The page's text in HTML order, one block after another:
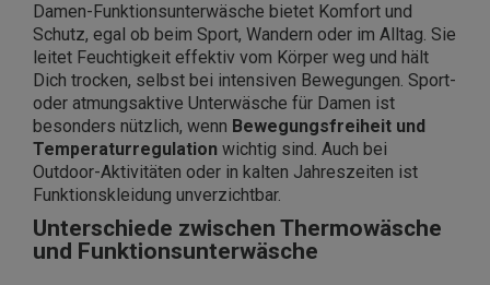
Damen-Funktionsunterwäsche bietet Komfort und
Schutz, egal ob beim Sport, Wandern oder im Alltag. Sie
leitet Feuchtigkeit effektiv vom Körper weg und hält
Dich trocken, selbst bei intensiven Bewegungen. Sport-
oder atmungsaktive Unterwäsche für Damen ist
besonders nützlich, wenn Bewegungsfreiheit und
Temperaturregulation wichtig sind. Auch bei
Outdoor-Aktivitäten oder in kalten Jahreszeiten ist
Funktionskleidung unverzichtbar.
Unterschiede zwischen Thermowäsche
und Funktionsunterwäsche